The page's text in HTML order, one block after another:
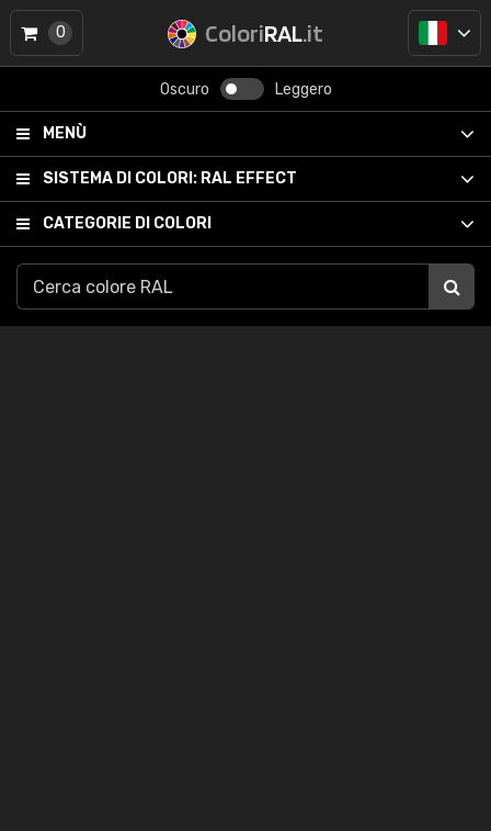
ColoriRAL.it
Oscuro Leggero
MENÙ
SISTEMA DI COLORI: RAL EFFECT
CATEGORIE DI COLORI
0